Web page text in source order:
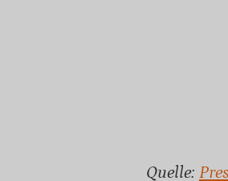
Quelle: